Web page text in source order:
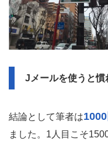
Jメールを使うと慣
結論として筆者は
ました。1人目こそ